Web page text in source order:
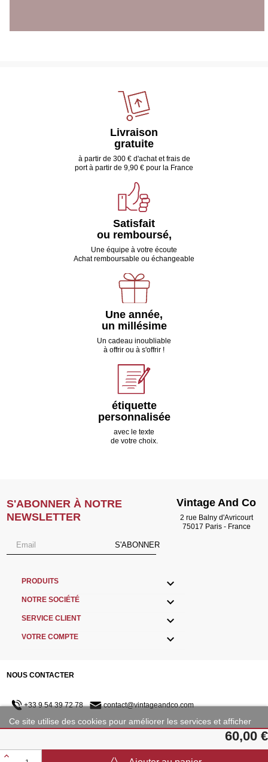
Ce site utilise des cookies pour améliorer les services et afficher
Plus d'informations Personnaliser les cookies
60,00 €
Livraison
gratuite
à partir de 300 € d'achat et frais de
port à partir de 9,90 € pour la France
Satisfait
ou remboursé,
Une équipe à votre écoute
Achat remboursable ou échangeable
Une année,
un millésime
Un cadeau inoubliable
à offrir ou à s'offrir !
étiquette
personnalisée
avec le texte
de votre choix.
S'ABONNER À NOTRE
NEWSLETTER
S'ABONNER
PRODUITS 
NOTRE SOCIÉTÉ 
SERVICE CLIENT 
VOTRE COMPTE 
Vintage And Co
2 rue Balny d'Avricourt
75017 Paris - France
NOUS CONTACTER
+33 9 54 39 72 78 contact@vintageandco.com
©2001 - 2023 Copyright VintageAndCo.com - TVA INTRACOMMUNAUTAIRE :